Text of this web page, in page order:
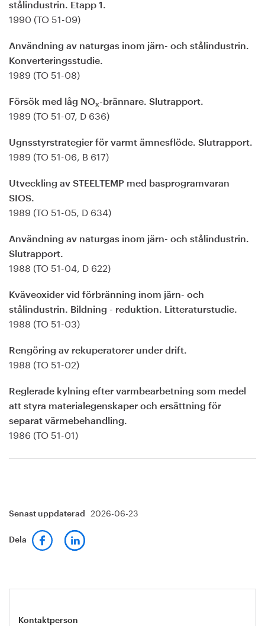
stålindustrin. Etapp 1.
1990 (TO 51-09)
Användning av naturgas inom järn- och stålindustrin.
Konverteringsstudie.
1989 (TO 51-08)
Försök med låg NOx-brännare. Slutrapport.
1989 (TO 51-07, D 636)
Ugnsstyrstrategier för varmt ämnesflöde. Slutrapport.
1989 (TO 51-06, B 617)
Utveckling av STEELTEMP med basprogramvaran
SIOS.
1989 (TO 51-05, D 634)
Användning av naturgas inom järn- och stålindustrin.
Slutrapport.
1988 (TO 51-04, D 622)
Kväveoxider vid förbränning inom järn- och
stålindustrin. Bildning - reduktion. Litteraturstudie.
1988 (TO 51-03)
Rengöring av rekuperatorer under drift.
1988 (TO 51-02)
Reglerade kylning efter varmbearbetning som medel
att styra materialegenskaper och ersättning för
separat värmebehandling.
1986 (TO 51-01)
Senast uppdaterad 2026-06-23
Dela
Kontaktperson